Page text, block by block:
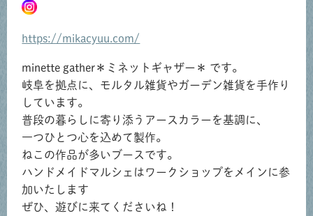
https://mikacyuu.com/
minette gather＊ミネットギャザー＊ です。
岐阜を拠点に、モルタル雑貨やガーデン雑貨を手作り
しています。
普段の暮らしに寄り添うアースカラーを基調に、
一つひとつ心を込めて製作。
ねこの作品が多いブースです。
ハンドメイドマルシェはワークショップをメインに参
加いたします
ぜひ、遊びに来てくださいね！